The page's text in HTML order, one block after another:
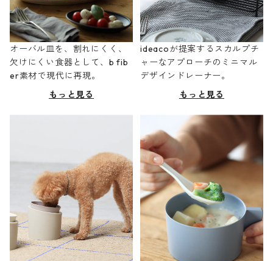
オーバル皿を、割れにくく、
欠けにくい食器として、b fib
er素材で現代に再現。
もっと見る
ideacoが提案するスカルプチ
ャーなアプローチのミニマル
デザインドレーナー。
もっと見る